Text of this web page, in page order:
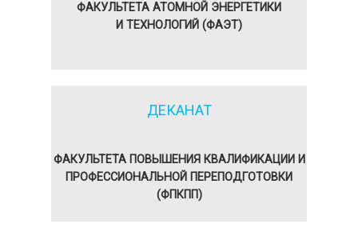
ФАКУЛЬТЕТА АТОМНОЙ ЭНЕРГЕТИКИ
И ТЕХНОЛОГИЙ (ФАЭТ)
ДЕКАНАТ
ФАКУЛЬТЕТА ПОВЫШЕНИЯ КВАЛИФИКАЦИИ И
ПРОФЕССИОНАЛЬНОЙ ПЕРЕПОДГОТОВКИ
(ФПКПП)